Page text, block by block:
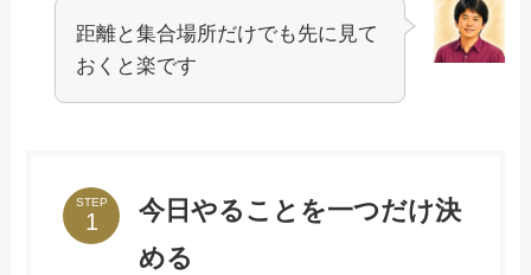
距離と集合場所だけでも先に見て
おくと楽です
STEP
今日やることを一つだけ決
める